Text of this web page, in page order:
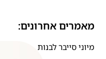
מאמרים אחרונים:
מיוני סייבר לבנות